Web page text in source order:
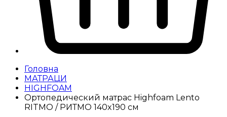
Головна
МАТРАЦИ
HIGHFOAM
Ортопедический матрас Highfoam Lento
RITMO / РИТМО 140x190 см